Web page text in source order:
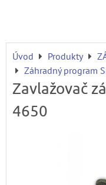
Úvod Produkty
Záhradný program
Zavlažovač
4650